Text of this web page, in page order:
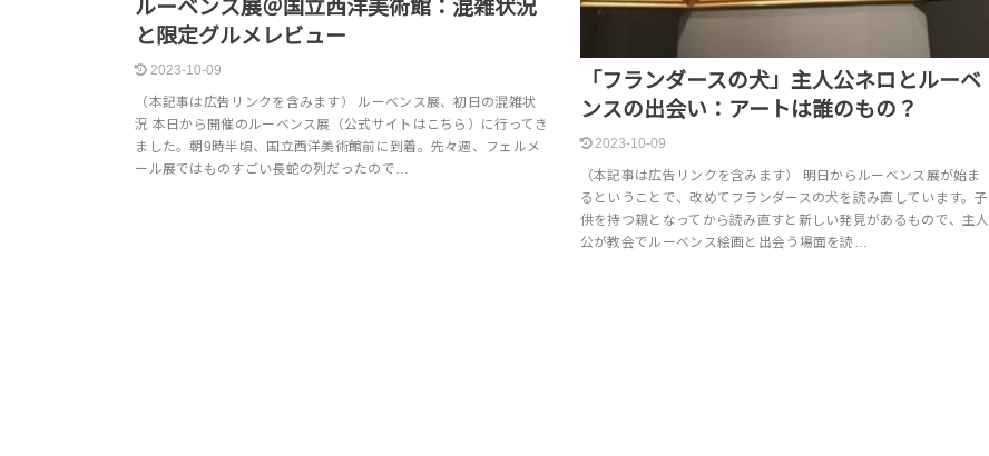
ルーベンス展＠国立西洋美術館：混雑状況
と限定グルメレビュー
2023-10-09
（本記事は広告リンクを含みます） ルーベンス展、初日の混雑状
況 本日から開催のルーベンス展（公式サイトはこちら）に行ってき
ました。朝9時半頃、国立西洋美術館前に到着。先々週、フェルメ
ール展ではものすごい長蛇の列だったので…
「フランダースの犬」主人公ネロとルーベ
ンスの出会い：アートは誰のもの？
2023-10-09
（本記事は広告リンクを含みます） 明日からルーベンス展が始ま
るということで、改めてフランダースの犬を読み直しています。子
供を持つ親となってから読み直すと新しい発見があるもので、主人
公が教会でルーベンス絵画と出会う場面を読…